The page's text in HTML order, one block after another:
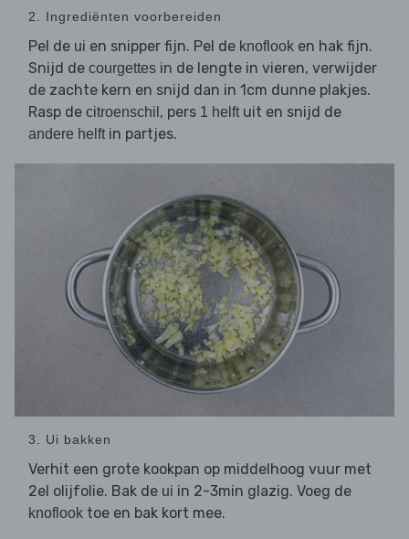
2. Ingrediënten voorbereiden
Pel de ui en snipper fijn. Pel de knoflook en hak fijn.
Snijd de courgettes in de lengte in vieren, verwijder
de zachte kern en snijd dan in 1cm dunne plakjes.
Rasp de citroenschil , pers 1 helftuit en snijd de
andere helftin partjes.
3. Ui bakken
Verhit een grote kookpan op middelhoog vuur met
2el olijfolie. Bak de ui in 2-3min glazig. Voeg de
knoflook toe en bak kort mee.